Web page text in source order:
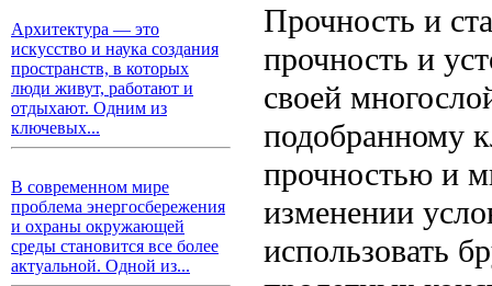
Архитектура — это
искусство и наука создания
пространств, в которых
люди живут, работают и
отдыхают. Одним из
ключевых...
В современном мире
проблема энергосбережения
и охраны окружающей
среды становится все более
актуальной. Одной из...
Прочность и
прочность и
своей
подобранному
прочностью и
изменении
использовать